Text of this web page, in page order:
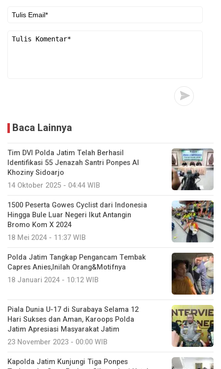
Baca Lainnya
Tim DVI Polda Jatim Telah Berhasil
Identifikasi 55 Jenazah Santri Ponpes Al
Khoziny Sidoarjo
14 Oktober 2025 - 04:44 WIB
1500 Peserta Gowes Cyclist dari Indonesia
Hingga Bule Luar Negeri Ikut Antangin
Bromo Kom X 2024
18 Mei 2024 - 11:37 WIB
Polda Jatim Tangkap Pengancam Tembak
Capres Anies,Inilah Orang&Motifnya
18 Januari 2024 - 10:12 WIB
Piala Dunia U-17 di Surabaya Selama 12
Hari Sukses dan Aman, Karoops Polda
Jatim Apresiasi Masyarakat Jatim
23 November 2023 - 00:00 WIB
Kapolda Jatim Kunjungi Tiga Ponpes